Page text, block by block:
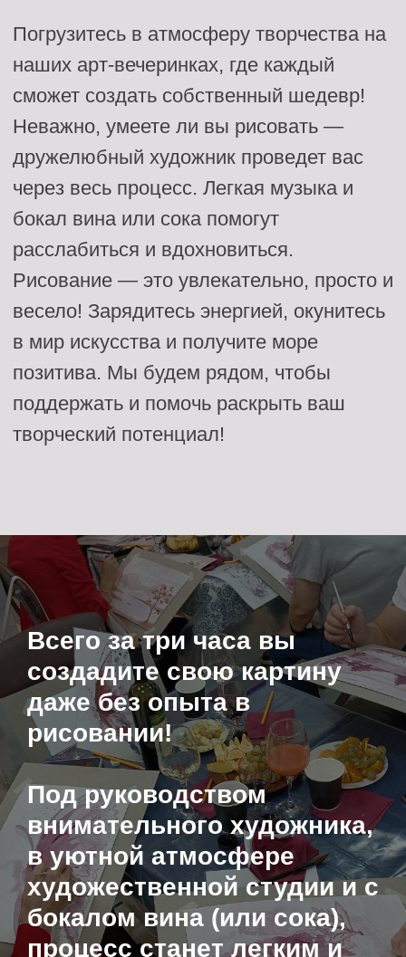
Всего за три часа вы
создадите свою картину
даже без опыта в
рисовании!
Под руководством
внимательного художника,
в уютной атмосфере
художественной студии и с
бокалом вина (или сока),
процесс станет легким и
Арт-материалы
Напитки и угощения